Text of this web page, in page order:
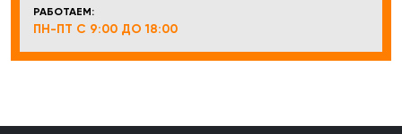
РАБОТАЕМ:
ПН-ПТ С 9:00 ДО 18:00